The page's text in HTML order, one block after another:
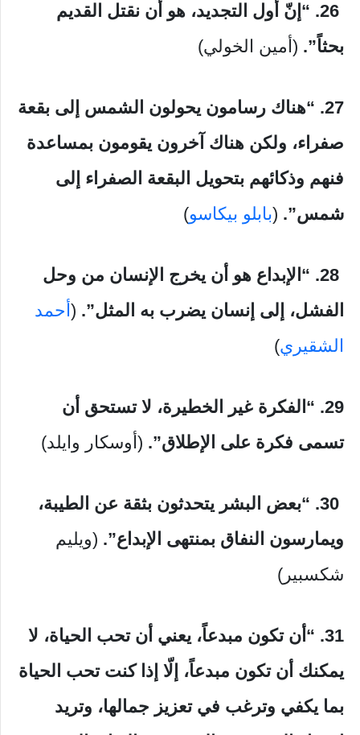
“إنّ أول التجديد، هو أن نقتل القديم
بحثاً”. (أمين الخولي)
27. “هناك رسامون يحولون الشمس إلى بقعة
صفراء، ولكن هناك آخرون يقومون بمساعدة
فنهم وذكائهم بتحويل البقعة الصفراء إلى
شمس”. (بابلو بيكاسو)
“الإبداع هو أ ن يخرج الإنسان من وحل
الفشل، إلى إنسان يضرب به المثل”. (أحمد
الشقيري)
29. “الفكرة غير الخطيرة، لا تستحق أن
تسمى فكرة على الإطلاق”. (أوسكار وايلد)
“بعض البشر يتحدثون بثقة عن الطيبة،
ويمارسون النفاق بمنتهى الإبداع”. (ويليم
شكسبير)
31. “أن تكون مبدعاً، يعني أن تحب الحياة، لا
يمكنك أن تكون مبدعاً، إلّا إذا كنت تحب الحياة
بما يكفي وترغب في تعزيز جمالها، وتريد